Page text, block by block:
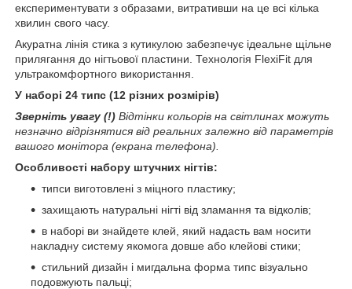
експериментувати з образами, витративши на це всі кілька
хвилин свого часу.
Акуратна лінія стика з кутикулою забезпечує ідеальне щільне
прилягання до нігтьової пластини. Технологія FlexiFit для
ультракомфортного використання.
У наборі 24 типс (12 різних розмірів)
Зверніть увагу (!) Відтінки кольорів на світлинах можуть
незначно відрізнятися від реальних залежно від параметрів
вашого монітора (екрана телефона).
Особливості набору штучних нігтів:
типси виготовлені з міцного пластику;
захищають натуральні нігті від зламання та відколів;
в наборі ви знайдете клей, який надасть вам носити
накладну систему якомога довше або клейові стики;
стильний дизайн і мигдальна форма типс візуально
подовжують пальці;